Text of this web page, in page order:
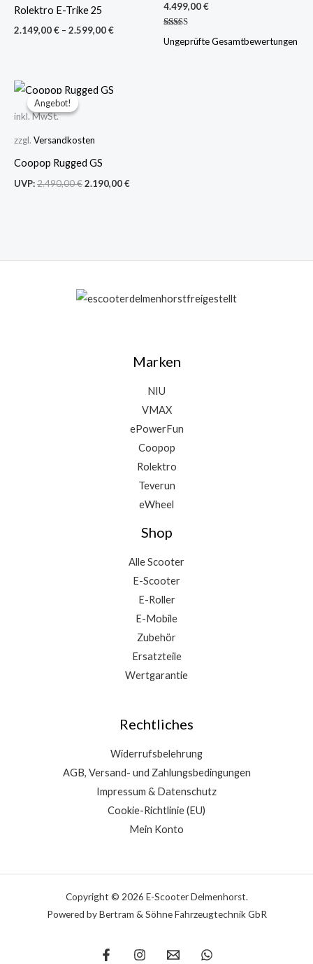
Rolektro E-Trike 25
2.149,00€ – 2.599,00€
4.499,00€
mit
Ungeprüfte Gesamtbewertungen
Angebot!
Angebot!
inkl. MwSt.
zzgl. Versandkosten
Coopop Rugged GS
UVP:2.490,00€
Ursprünglicher
Preis
2.190,00€
Marken
NIU
VMAX
ePowerFun
Coopop
Rolektro
Teverun
eWheel
Shop
Alle Scooter
E-Scooter
E-Roller
E-Mobile
Zubehör
Ersatzteile
Wertgarantie
Rechtliches
Widerrufsbelehrung
AGB, Versand- und Zahlungsbedingungen
Impressum & Datenschutz
Cookie-Richtlinie (EU)
Mein Konto
Copyright © 2026 E-Scooter Delmenhorst.
Powered by Bertram & Söhne Fahrzeugtechnik GbR